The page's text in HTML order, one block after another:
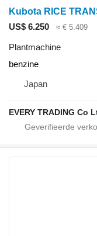
Kubota RICE
US$ 6.250
≈ € 5.409
Plantmachine
benzine
Japan
EVERY TRADING Co